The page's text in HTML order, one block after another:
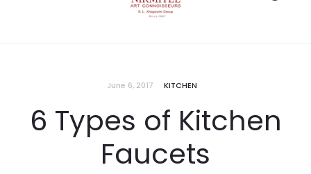
June 6, 2017 KITCHEN
6 Types of Kitchen
Faucets